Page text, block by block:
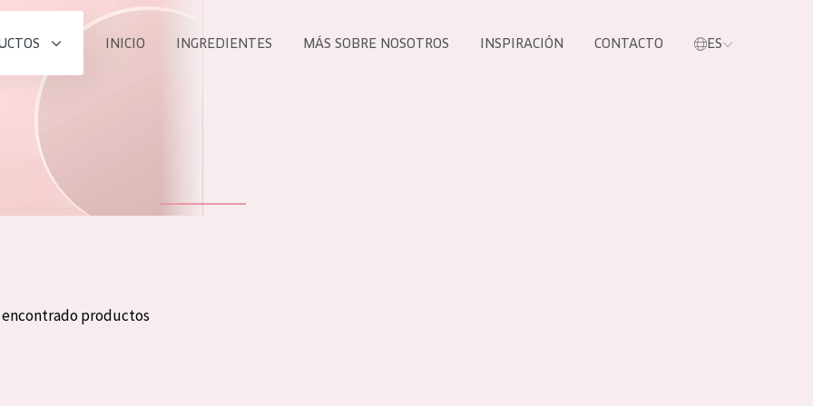
INICIO INGREDIENTES MÁS SOBRE NOSOTROS INSPIRACIÓN CONTACTO ES
encontrado productos